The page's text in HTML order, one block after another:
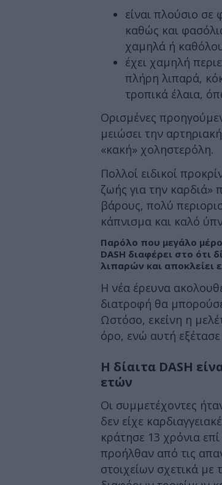
είναι πλούσιο σε
καθώς και
χαμηλά ή
έχει χαμηλή
πλήρη λιπαρά,
τροπικά έλαια,
Ορισμένες
μειώσει την
«κακή» χοληστερόλη.
Πολλοί ειδικοί
ζωής για την καρδιά»
βάρους, πολύ
κάπνισμα και καλό
Παρόλο που μεγάλο
DASH διαφέρει στο ότι
λιπαρών και αποκλείει
Η νέα έρευνα
διατροφή θα
Ωστόσο, εκείνη η
όρο, ενώ αυτή εξέτασε
Η δίαιτα DASH
ετών
Οι συμμετέχοντες
δεν είχε
κράτησε 13 χρόνια
προήλθαν από τις
στοιχείων σχετικά